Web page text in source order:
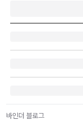
바인더 블로그